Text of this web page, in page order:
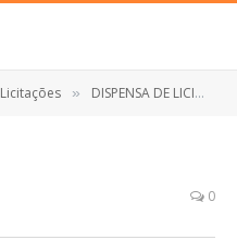
Licitações » DISPENSA DE LICITAÇÃO Nº 020/2020 (AQUISIÇÃO DE URNAS FUNERÁRIAS E SERVIÇOS DE TRANSLADO)
0